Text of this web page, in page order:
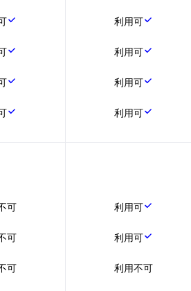
利用可
利用可
利用可
利用可
可 利用可
可 利用可
可 利用不可